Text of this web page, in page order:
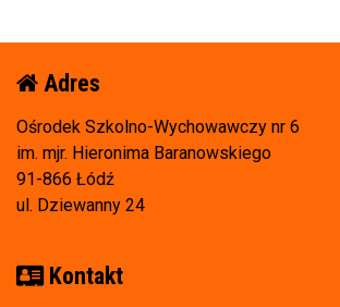
Adres
Ośrodek Szkolno-Wychowawczy nr 6
im. mjr. Hieronima Baranowskiego
91-866 Łódź
ul. Dziewanny 24
Kontakt